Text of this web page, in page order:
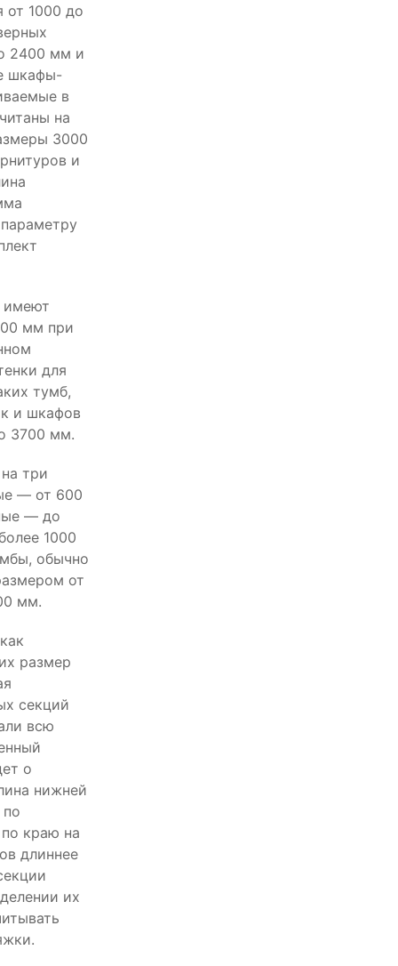
от 1000 до
2400 мм и
шкафы-
в
на
3000
и
имеют
мм при
для
тумб,
и шкафов
3700 мм.
три
— от 600
— до
1000
обычно
от
мм.
размер
секций
всю
о
нижней
краю на
длиннее
их